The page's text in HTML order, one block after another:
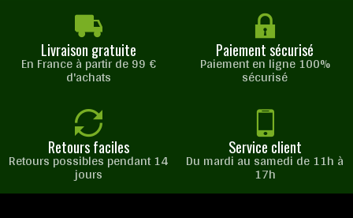
Livraison gratuite
En France à partir de 99 €
d'achats
Paiement sécurisé
Paiement en ligne 100%
sécurisé
Retours faciles
Retours possibles pendant 14
jours
Service client
Du mardi au samedi de 11h à
17h